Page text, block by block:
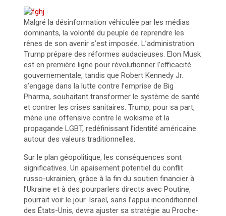
Malgré la désinformation véhiculée par les médias
dominants, la volonté du peuple de reprendre les
rênes de son avenir s’est imposée. L’administration
Trump prépare des réformes audacieuses. Elon Musk
est en première ligne pour révolutionner l’efficacité
gouvernementale, tandis que Robert Kennedy Jr.
s’engage dans la lutte contre l’emprise de Big
Pharma, souhaitant transformer le système de santé
et contrer les crises sanitaires. Trump, pour sa part,
mène une offensive contre le wokisme et la
propagande LGBT, redéfinissant l’identité américaine
autour des valeurs traditionnelles.
Sur le plan géopolitique, les conséquences sont
significatives. Un apaisement potentiel du conflit
russo-ukrainien, grâce à la fin du soutien financier à
l’Ukraine et à des pourparlers directs avec Poutine,
pourrait voir le jour. Israël, sans l’appui inconditionnel
des États-Unis, devra ajuster sa stratégie au Proche-